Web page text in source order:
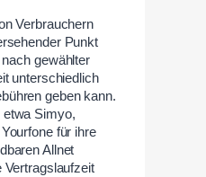
Verbrauchern
Punkt
gewählter
unterschiedlich
geben kann.
etwa Simyo,
für ihre
Allnet
Vertragslaufzeit